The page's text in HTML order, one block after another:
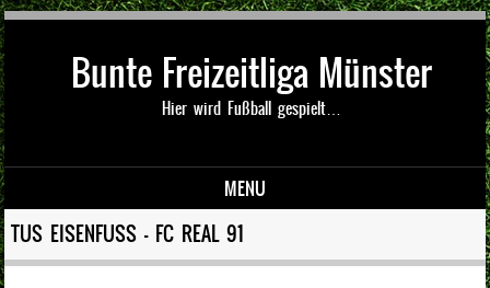
Bunte Freizeitliga Münster
Hier wird Fußball gespielt…
MENU
Skip to content
TUS EISENFUSS – FC REAL 91